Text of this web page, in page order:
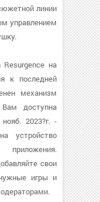
линии
управлением
на
к последней
механизм
доступна
2023?г. -
устройство
свои
игры и